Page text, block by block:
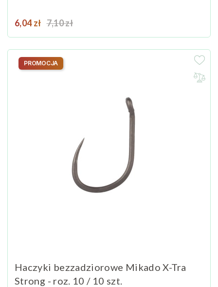
Cena
6,04 zł Cena podstawowa
7,10 zł
Haczyki bezzadziorowe Mikado X-Tra
Strong - roz. 10 / 10 szt.
PROMOCJA